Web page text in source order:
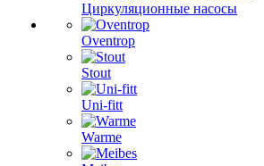
Циркуляционные насосы
Oventrop
Stout
Uni-fitt
Warme